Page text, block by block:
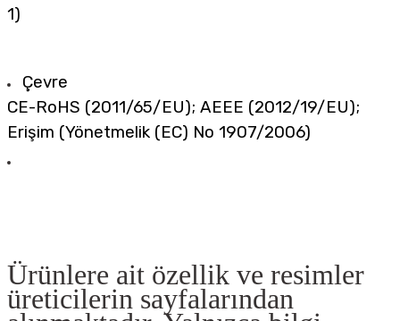
1)
Çevre
CE-RoHS (2011/65/EU); AEEE (2012/19/EU);
Erişim (Yönetmelik (EC) No 1907/2006)
Ürünlere ait özellik ve resimler
üreticilerin sayfalarından